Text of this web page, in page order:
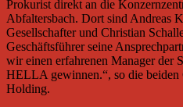
Prokurist direkt an die
Abfaltersbach. Dort sind Andreas
Gesellschafter und Christian
Geschäftsführer seine
wir einen erfahrenen Manager der
HELLA gewinnen.“, so die
Holding.